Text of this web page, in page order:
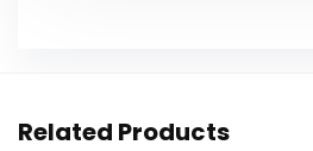
Related Products